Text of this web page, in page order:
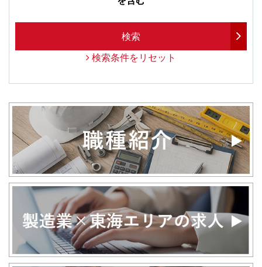
検索
検索条件をリセット